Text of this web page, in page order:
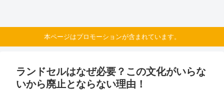
本ページはプロモーションが含まれています。
ランドセルはなぜ必要？この文化がいらな
いから廃止とならない理由！